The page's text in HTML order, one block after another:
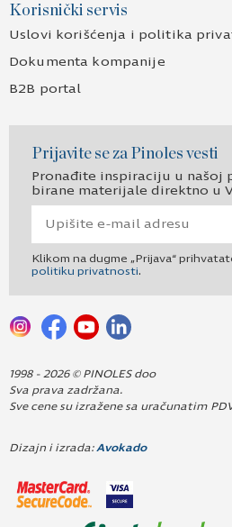
Korisnički servis
Uslovi korišćenja i politika
Dokumenta kompanije
B2B portal
Prijavite se za Pinoles vesti
Pronađite inspiraciju u našoj
birane materijale direktno u
Klikom na dugme „Prijava“
politiku privatnosti.
1998 - 2026 © PINOLES doo
Sva prava zadržana.
Sve cene su izražene sa uračunatim
Dizajn i izrada: Avokado